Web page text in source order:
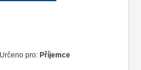
Určeno pro: Příjemce